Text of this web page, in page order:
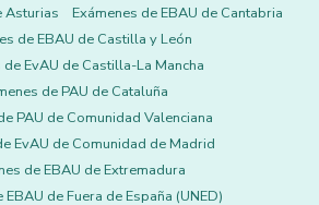
Asturias
Exámenes de EBAU de Cantabria
de EBAU de Castilla y León
de EvAU de Castilla-La Mancha
de PAU de Cataluña
PAU de Comunidad Valenciana
EvAU de Comunidad de Madrid
de EBAU de Extremadura
EBAU de Fuera de España (UNED)